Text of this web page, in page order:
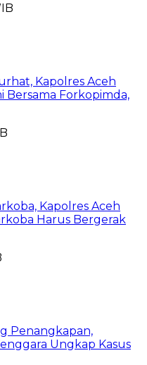
Kapolres Aceh
Bersama Forkopimda,
Kapolres Aceh
Harus Bergerak
Penangkapan,
Ungkap Kasus